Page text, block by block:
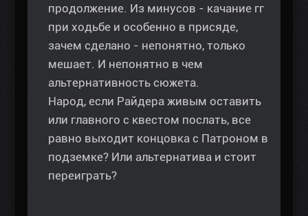
продолжение. Из минусов - качание гг
при ходьбе и особенно в присяде,
зачем сделано - непонятно, только
мешает. И непонятно в чем
альтернативность сюжета.
Народ, если Райдера живым оставить
или главного с квестом послать, все
равно выходит концовка с Патроном в
подземке? Или альтернатива и стоит
переиграть?